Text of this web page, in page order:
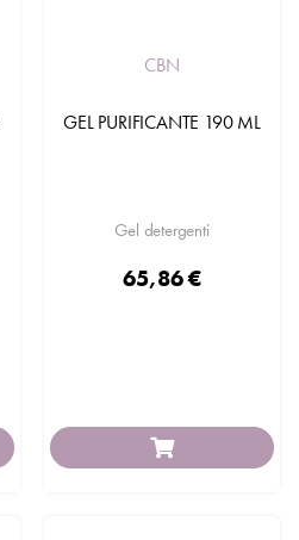
CBN
GEL PURIFICANTE 190 ML
Gel detergenti
65,86 €